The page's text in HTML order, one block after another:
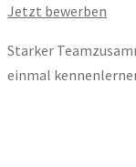
Jetzt bewerben
Starker
einmal